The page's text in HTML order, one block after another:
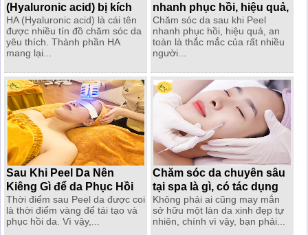
(Hyaluronic acid) bị kích
ứng ?
HA (Hyaluronic acid) là cái tên
được nhiều tín đồ chăm sóc da
yêu thích. Thành phần HA
mang lại...
nhanh phục hồi, hiệu quả,
an toàn
Chăm sóc da sau khi Peel
nhanh phục hồi, hiệu quả, an
toàn là thắc mắc của rất nhiều
người...
Sau Khi Peel Da Nên
Kiêng Gì để da Phục Hồi
nhanh
Thời điểm sau Peel da được coi
là thời điểm vàng để tái tạo và
phục hồi da. Vì vậy,...
Chăm sóc da chuyên sâu
tại spa là gì, có tác dụng
gì?
Không phải ai cũng may mắn
sở hữu một làn da xinh đẹp tự
nhiên, chính vì vậy, bạn phải...